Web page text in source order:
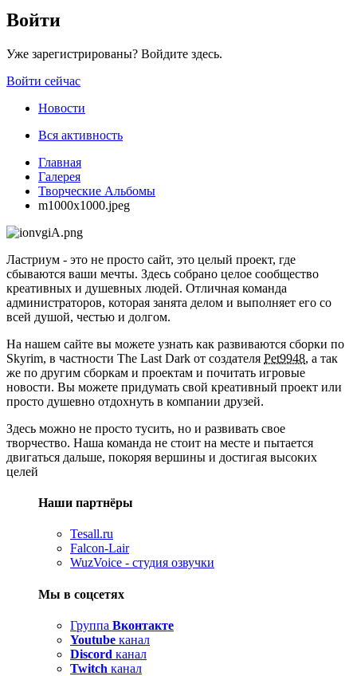
Войти
Уже зарегистрированы? Войдите здесь.
Войти сейчас
Новости
Вся активность
Главная
Галерея
Творческие Альбомы
m1000x1000.jpeg
Ластриум - это не просто сайт, это целый проект, где
сбываются ваши мечты. Здесь собрано целое сообщество
креативных и душевных людей. Отличная команда
администраторов, которая занята делом и выполняет его со
всей душой, честью и долгом.
На нашем сайте вы можете узнать как развиваются сборки по
Skyrim, в частности The Last Dark от создателя Pet9948, а так
же по другим сборкам и проектам и почитать игровые
новости. Вы можете придумать свой креативный проект или
просто душевно отдохнуть в компании друзей.
Здесь можно не просто тусить, но и развивать свое
творчество. Наша команда не стоит на месте и пытается
двигаться дальше, покоряя вершины и достигая высоких
целей
Наши партнёры
Tesall.ru
Falcon-Lair
WuzVoice - студия озвучки
Мы в соцсетях
Группа Вконтакте
Youtube канал
Discord канал
Twitch канал